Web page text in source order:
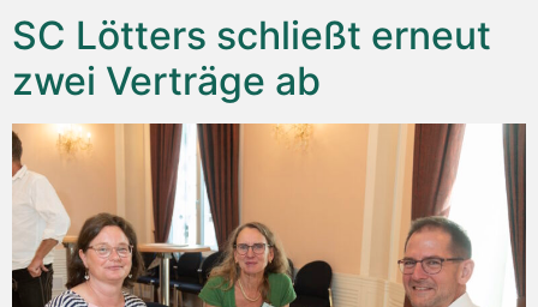
SC Lötters schließt erneut
zwei Verträge ab